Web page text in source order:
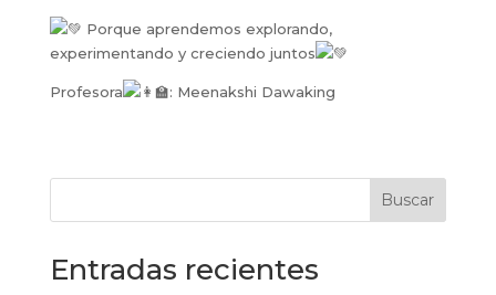
Porque aprendemos explorando,
experimentando y creciendo juntos
Profesora : Meenakshi Dawaking
Buscar
Entradas recientes